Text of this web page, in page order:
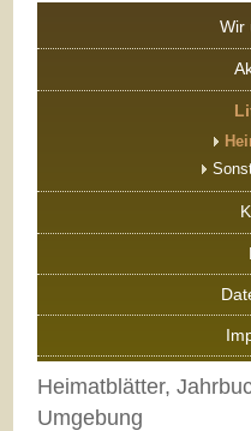
Wir
Heimatblätter,
Umgebung